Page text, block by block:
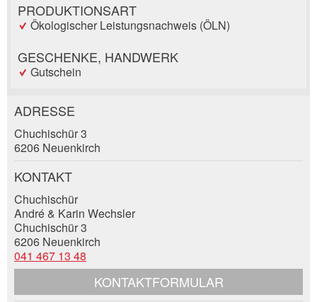
PRODUKTIONSART
Ökologischer Leistungsnachweis (ÖLN)
GESCHENKE, HANDWERK
Gutschein
Anzeige beanstanden
Allgemeines Feedback
Anzeige nicht mehr gültig
Anzeige unvollständig
Anzeige weiterempfehlen
Reservation
Anzahl der Teilnehmer *:
Vorname / Nachname *:
ADRESSE
Chuchischür 3
6206 Neuenkirch
KONTAKT
Chuchischür
André & Karin Wechsler
Chuchischür 3
6206 Neuenkirch
041 467 13 48
KONTAKTFORMULAR